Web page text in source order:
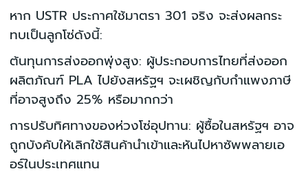
หาก USTR ประกาศใช้มาตรา 301 จริง จะส่งผลกระ
ทบเป็นลูกโซ่ดังนี้:
ต้นทุนการส่งออกพุ่งสูง: ผู้ประกอบการไทยที่ส่งออก
ผลิตภัณฑ์ PLA ไปยังสหรัฐฯ จะเผชิญกับกำแพงภาษี
ที่อาจสูงถึง 25% หรือมากกว่า
การปรับทิศทางของห่วงโซ่อุปทาน: ผู้ซื้อในสหรัฐฯ อาจ
ถูกบังคับให้เลิกใช้สินค้านำเข้าและหันไปหาซัพพลายเอ
อร์ในประเทศแทน